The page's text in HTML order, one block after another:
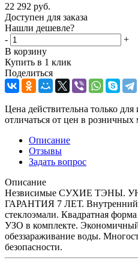
22 292 руб.
Доступен для заказа
Нашли дешевле?
-
+
В корзину
Купить в 1 клик
Поделиться
Цена действительна только
отличаться от цен в розничных
Описание
Отзывы
Задать вопрос
Описание
Незвисимые СУХИЕ
ГАРАНТИЯ 7 ЛЕТ. Внутренний
стеклоэмали. Квадратная
УЗО в комплекте.
обеззараживание воды.
безопасности.